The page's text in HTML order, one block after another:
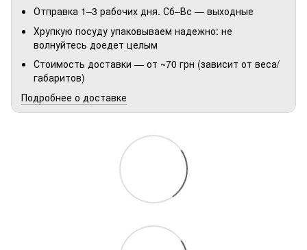
Отправка 1–3 рабочих дня. Сб–Вс — выходные
Хрупкую посуду упаковываем надежно: не
волнуйтесь доедет целым
Стоимость доставки — от ~70 грн (зависит от веса/
габаритов)
Подробнее о доставке